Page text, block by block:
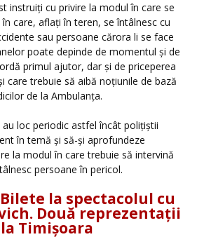
instruiți cu privire la modul în care se
care, aflați în teren, se întâlnesc cu
sau persoane cărora li se face
poate depinde de momentul și de
primul ajutor, dar și de priceperea
care trebuie să aibă noțiunile de bază
de la Ambulanța.
loc periodic astfel încât polițiștii
în temă și să-și aprofundeze
la modul în care trebuie să intervină
persoane în pericol.
Bilete la spectacolul cu
Două reprezentaţii
la Timişoara